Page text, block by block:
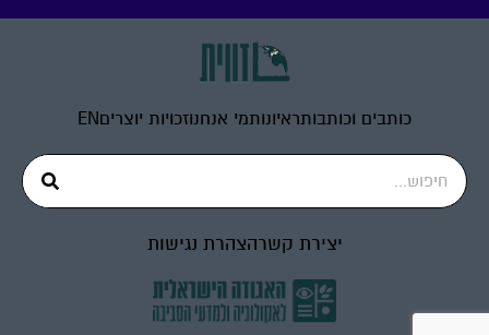
כותבים וכותבותראיונותמי אנחנוזכויות יוצריםEN
יצירת קשרהצהרת נגישות